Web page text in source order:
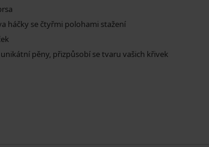
háčky se čtyřmi polohami stažení
pěny, přizpůsobí se tvaru vašich křivek